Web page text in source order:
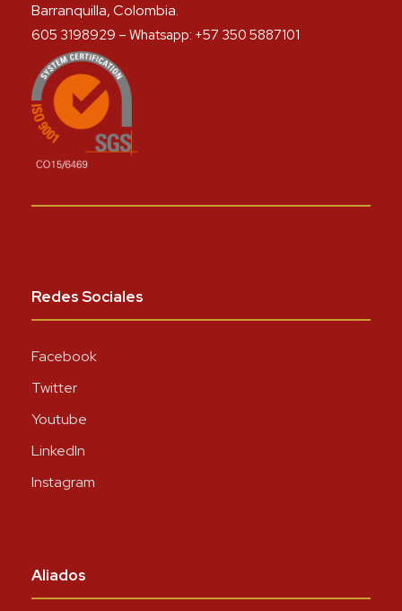
Barranquilla, Colombia.
605 3198929 – Whatsapp: +57 350 5887101
Redes Sociales
Facebook
Twitter
Youtube
LinkedIn
Instagram
Aliados